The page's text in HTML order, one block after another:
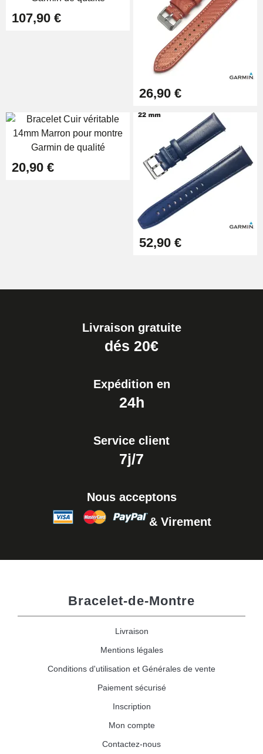
Extracteur de Bracelet de
107,90 €
26,90 €
20,90 €
52,90 €
Livraison gratuite
dés 20€
Expédition en
24h
Service client
7j/7
Nous acceptons
& Virement
Bracelet-de-Montre
Livraison
Mentions légales
Conditions d'utilisation et Générales de vente
Paiement sécurisé
Inscription
Mon compte
Contactez-nous